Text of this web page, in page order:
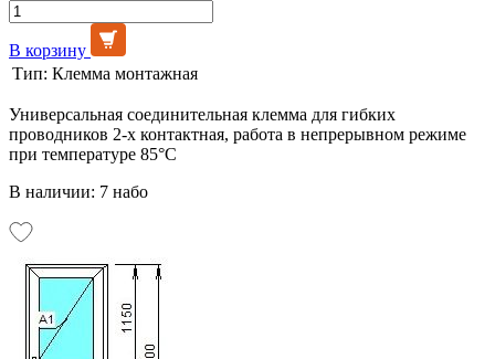
В корзину
Тип: Клемма монтажная
Универсальная соединительная клемма для гибких
проводников 2-х контактная, работа в непрерывном режиме
при температуре 85°C
В наличии: 7 набо